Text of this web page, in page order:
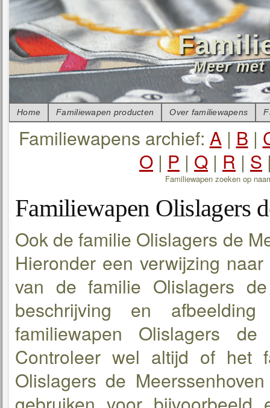
Familiewapens archief: A| B |
O | P | Q | R | S
Familiewapen zoeken op
Familiewapen Olislagers
Ook de familie Olislagers de
Hieronder een verwijzing
van de familie Olislagers
beschrijving en
familiewapen Olislagers de
Controleer wel altijd of het
Olislagers de
Home Familiewapen producten Over familiewapens
Meer